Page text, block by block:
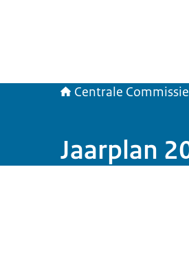
Centrale
Jaarplan